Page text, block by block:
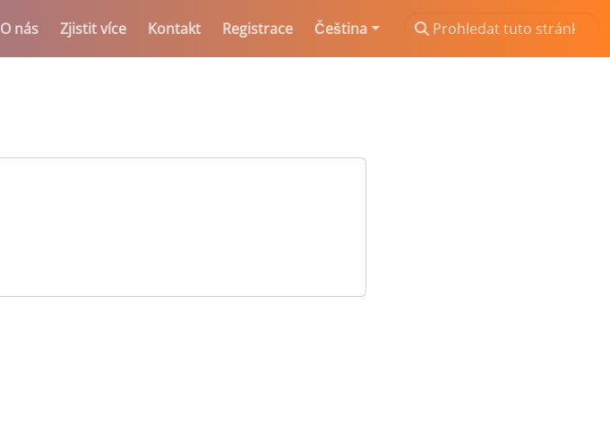
O nás Zjistit více Kontakt Registrace Čeština